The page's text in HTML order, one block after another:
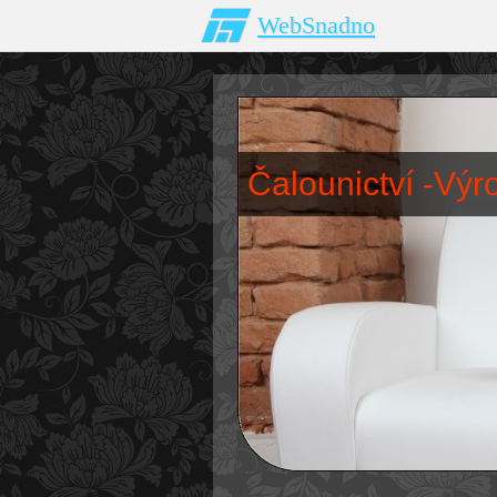
WebSnadno
Čalounictví -